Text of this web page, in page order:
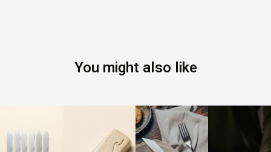
You might also like